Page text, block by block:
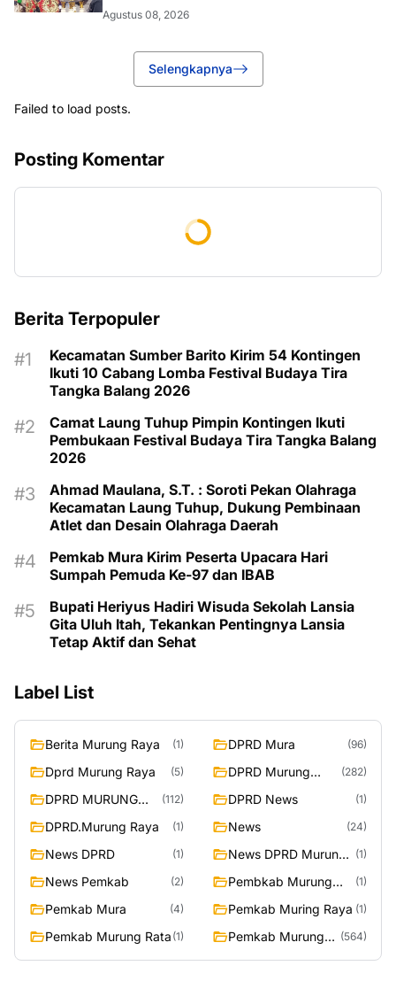
Agustus 08, 2026
Selengkapnya
Failed to load posts.
Posting Komentar
Berita Terpopuler
Kecamatan Sumber Barito Kirim 54 Kontingen
Ikuti 10 Cabang Lomba Festival Budaya Tira
Tangka Balang 2026
Camat Laung Tuhup Pimpin Kontingen Ikuti
Pembukaan Festival Budaya Tira Tangka Balang
2026
Ahmad Maulana, S.T. : Soroti Pekan Olahraga
Kecamatan Laung Tuhup, Dukung Pembinaan
Atlet dan Desain Olahraga Daerah
Pemkab Mura Kirim Peserta Upacara Hari
Sumpah Pemuda Ke-97 dan IBAB
Bupati Heriyus Hadiri Wisuda Sekolah Lansia
Gita Uluh Itah, Tekankan Pentingnya Lansia
Tetap Aktif dan Sehat
Label List
Berita Murung Raya (1) DPRD Mura (96)
Dprd Murung Raya (5)
DPRD Murung
(282)
DPRD MURUNG
(112) DPRD News (1)
DPRD.Murung Raya (1) News (24)
News DPRD (1)
News DPRD Murung
(1)
News Pemkab (2)
Pembkab Murung
(1)
Pemkab Mura (4) Pemkab Muring Raya (1)
Pemkab Murung Rata (1)
Pemkab Murung
(564)